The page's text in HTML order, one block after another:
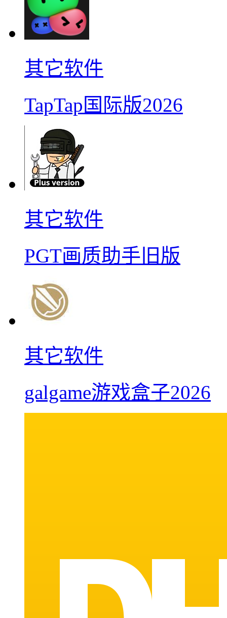
其它软件
TapTap国际版2026
其它软件
PGT画质助手旧版
其它软件
galgame游戏盒子2026